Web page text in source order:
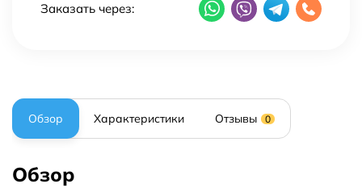
Заказать через:
Обзор Характеристики Отзывы 0
Обзор